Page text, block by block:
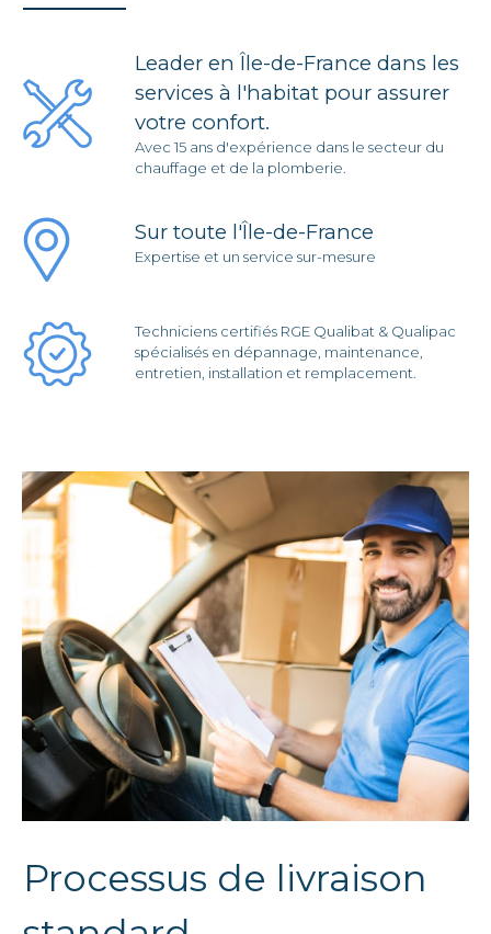
Leader en Île-de-France dans les
services à l'habitat pour assurer
votre confort.
Avec 15 ans d'expérience dans le secteur du
chauffage et de la plomberie.
Sur toute l'Île-de-France
Expertise et un service sur-mesure
Techniciens certifiés RGE Qualibat & Qualipac
spécialisés en dépannage, maintenance,
entretien, installation et remplacement.
Processus de livraison